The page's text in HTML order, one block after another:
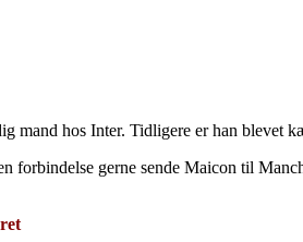
mand hos Inter. Tidligere er han blevet
forbindelse gerne sende Maicon til